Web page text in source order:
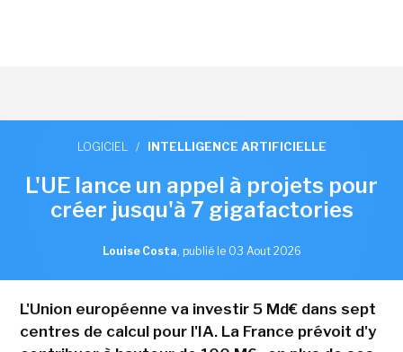
LOGICIEL / INTELLIGENCE ARTIFICIELLE
L'UE lance un appel à projets pour
créer jusqu'à 7 gigafactories
Louise Costa, publié le 03 Aout 2026
L'Union européenne va investir 5 Md€ dans sept
centres de calcul pour l'IA. La France prévoit d'y